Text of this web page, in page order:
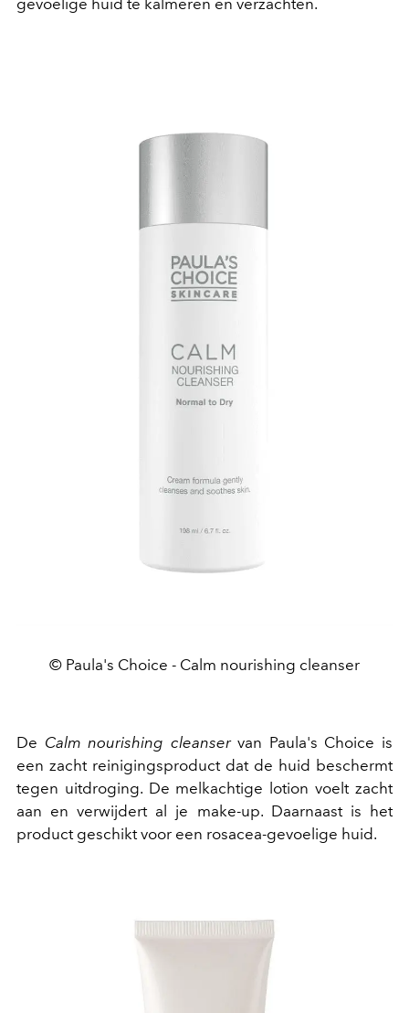
gevoelige huid te kalmeren en verzachten.
© Paula's Choice - Calm nourishing cleanser
De Calm nourishing cleanservan Paula's Choice is
een zacht reinigingsproduct dat de huid beschermt
tegen uitdroging. De melkachtige lotion voelt zacht
aan en verwijdert al je make-up. Daarnaast is het
product geschikt voor een rosacea-gevoelige huid.